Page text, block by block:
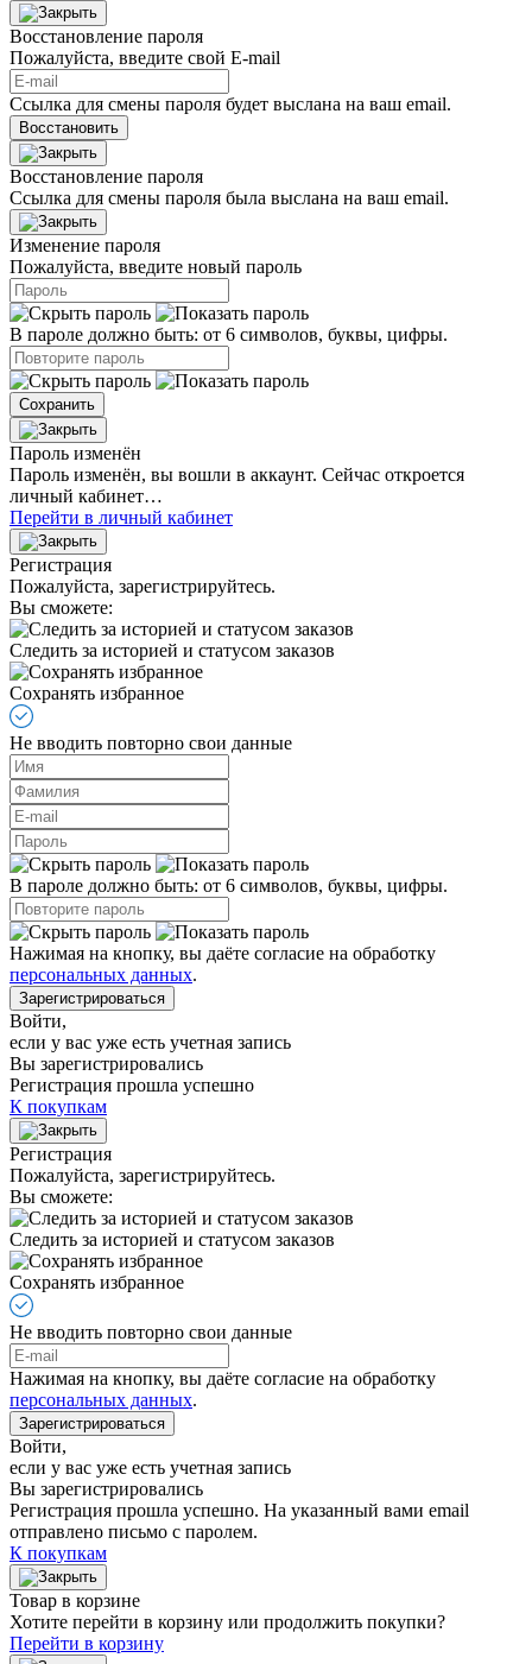
Восстановление пароля
Пожалуйста, введите свой E‑mail
Ссылка для смены пароля будет выслана на ваш email.
Восстановить
Восстановление пароля
Ссылка для смены пароля была выслана на ваш email.
Изменение пароля
Пожалуйста, введите новый пароль
В пароле должно быть: от 6 символов, буквы, цифры.
Сохранить
Пароль изменён
Пароль изменён, вы вошли в аккаунт. Сейчас откроется
личный кабинет…
Перейти в личный кабинет
Регистрация
Пожалуйста, зарегистрируйтесь.
Вы сможете:
Следить за историей и статусом заказов
Сохранять избранное
Не вводить повторно свои данные
В пароле должно быть: от 6 символов, буквы, цифры.
Нажимая на кнопку, вы даёте согласие на обработку
персональных данных.
Зарегистрироваться
Войти,
если у вас уже есть учетная запись
Вы зарегистрировались
Регистрация прошла успешно
К покупкам
Регистрация
Пожалуйста, зарегистрируйтесь.
Вы сможете:
Следить за историей и статусом заказов
Сохранять избранное
Не вводить повторно свои данные
Нажимая на кнопку, вы даёте согласие на обработку
персональных данных.
Зарегистрироваться
Войти,
если у вас уже есть учетная запись
Вы зарегистрировались
Регистрация прошла успешно. На указанный вами email
отправлено письмо с паролем.
К покупкам
Товар в корзине
Хотите перейти в корзину или продолжить покупки?
Перейти в корзину